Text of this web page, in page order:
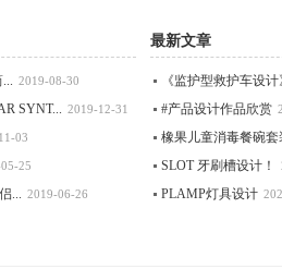
2019-08-30
SYNT... 2019-12-31
03
25
... 2019-06-26
最新文章
《监护型救护车设
#产品设计作品欣赏
橡果儿童消毒餐碗套
SLOT 牙刷槽设计！
PLAMP灯具设计